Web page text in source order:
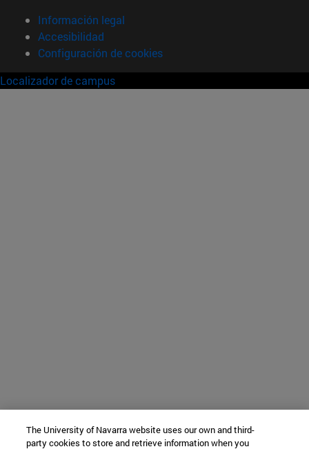
Información legal
Accesibilidad
Configuración de cookies
Localizador de campus
The University of Navarra website uses our own and third-
party cookies to store and retrieve information when you